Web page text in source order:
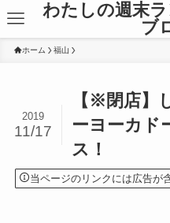
わたしの週末
ブ
ホーム 福山
【※閉店】
ーヨーカド
ス！
2019
11/17
当ページのリンクには広告が